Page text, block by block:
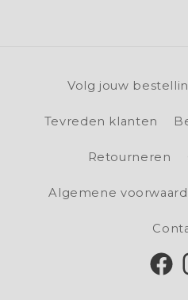
Volg jouw
Tevreden klanten
Retourneren
Algemene